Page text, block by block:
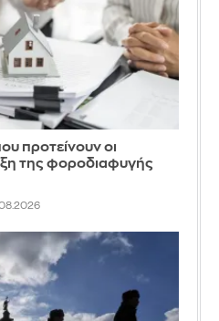
προτείνουν οι
της φοροδιαφυγής